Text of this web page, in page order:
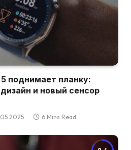
поднимает планку:
и новый сенсор
6 Mins Read